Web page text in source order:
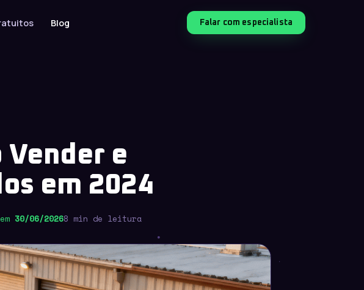
Blog Falar com especialista
Vender e
em 2024
30/06/20268 min de leitura